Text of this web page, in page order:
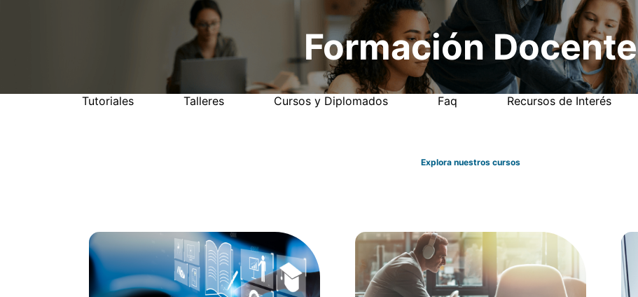
Formación Docente
Tutoriales Talleres Cursos y Diplomados Faq Recursos de Interés
Explora nuestros cursos